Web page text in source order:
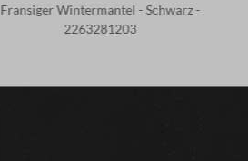
Fransiger Wintermantel - Schwarz -
2263281203